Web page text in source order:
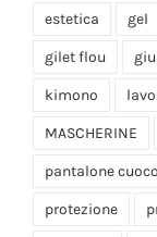
estetica gel
gilet flou
kimono
MASCHERINE
pantalone cuoco
protezione